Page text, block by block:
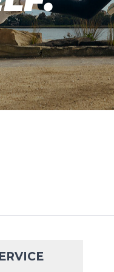
,...
Active